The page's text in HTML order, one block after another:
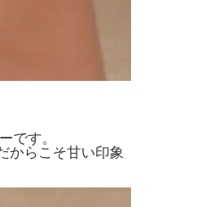
です。
からこそ甘い印象